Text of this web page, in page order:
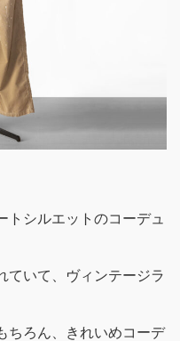
トシルエットのコーデュ
ていて、ヴィンテージラ
ちろん、きれいめコーデ